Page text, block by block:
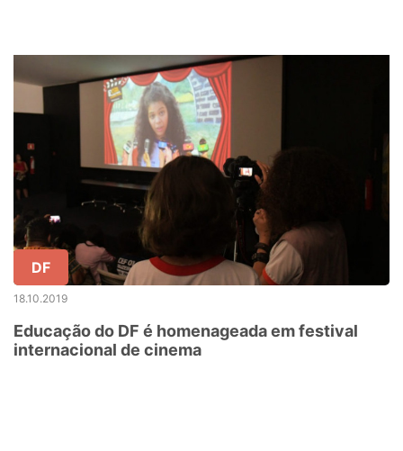
DF
18.10.2019
Educação do DF é homenageada em festival
internacional de cinema